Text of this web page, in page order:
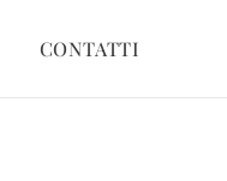
CONTATTI